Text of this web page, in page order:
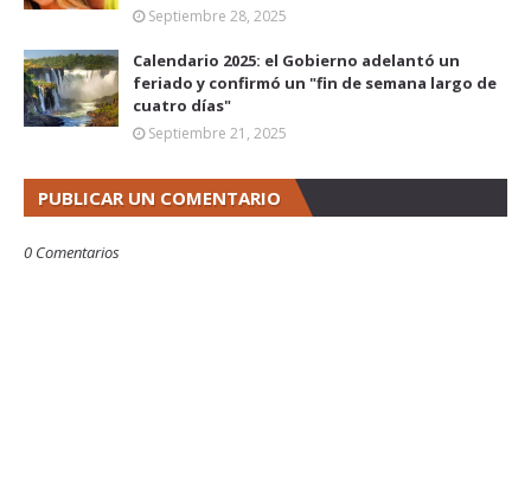
Septiembre 28, 2025
Calendario 2025: el Gobierno adelantó un
feriado y confirmó un "fin de semana largo de
cuatro días"
Septiembre 21, 2025
PUBLICAR UN COMENTARIO
0 Comentarios